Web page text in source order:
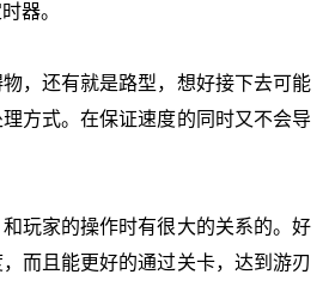
器。
，还有就是路型，想好接下去可能
方式。在保证速度的同时又不会导
玩家的操作时有很大的关系的。好
而且能更好的通过关卡，达到游刃